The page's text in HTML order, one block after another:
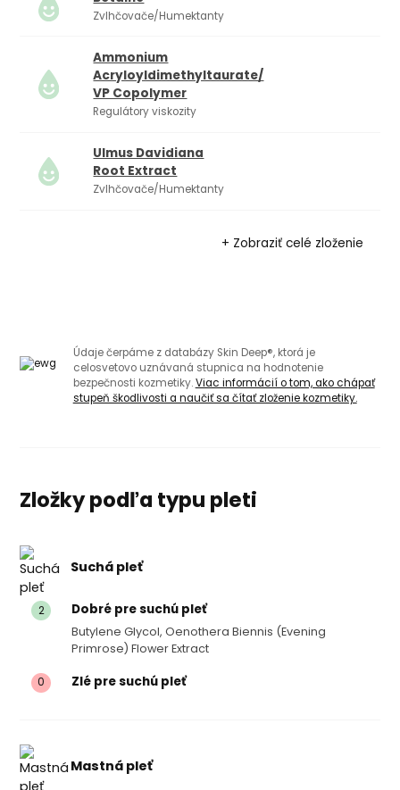
Zvlhčovače/Humektanty
Ammonium
Acryloyldimethyltaurate/​
VP Copolymer
Regulátory viskozity
Ulmus Davidiana
Root Extract
Zvlhčovače/Humektanty
+ Zobraziť celé zloženie
Údaje čerpáme z databázy Skin Deep®, ktorá je
celosvetovo uznávaná stupnica na hodnotenie
bezpečnosti kozmetiky.Viac informácií o tom, ako chápať
stupeň škodlivosti a naučiť sa čítať zloženie kozmetiky.
Zložky podľa typu pleti
Suchá pleť
2 Dobré pre suchú pleť
Butylene Glycol, Oenothera Biennis (evening
Primrose) Flower Extract
0 Zlé pre suchú pleť
Mastná pleť